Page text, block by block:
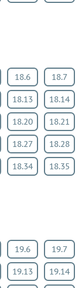
18.6 18.7
18.13 18.14
18.20 18.21
18.27 18.28
18.34 18.35
19.6 19.7
19.13 19.14